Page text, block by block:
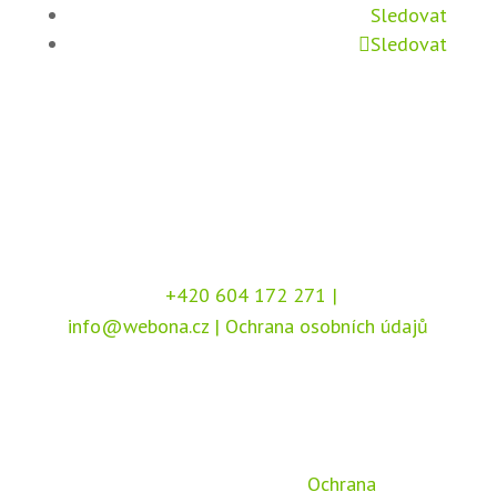
Sledovat
Sledovat
+420 604 172 271 |
info@webona.cz | Ochrana osobních údajů
Ochrana